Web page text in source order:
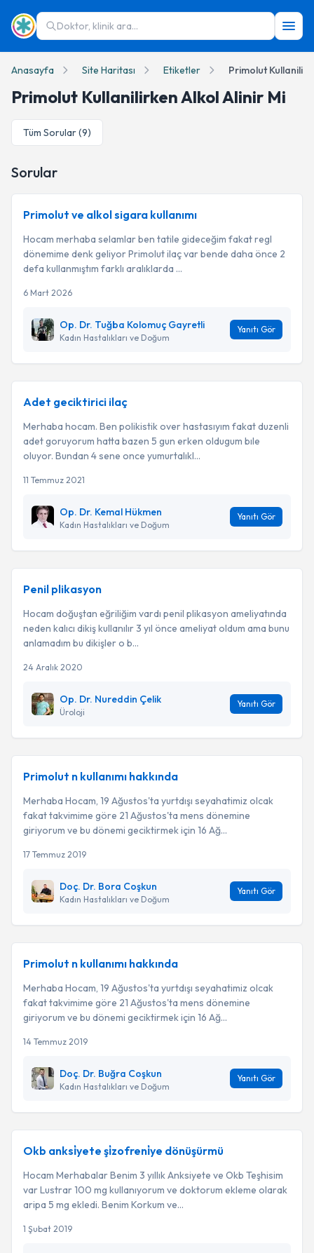
Doktor, klinik ara...
Anasayfa Site Haritası Etiketler Primolut
Primolut Kullanilirken Alkol Alinir Mi
Tüm Sorular (9)
Sorular
Primolut ve alkol sigara kullanımı
Hocam merhaba selamlar ben tatile gideceğim fakat regl
dönemime denk geliyor Primolut ilaç var bende daha önce 2
defa kullanmıştım farklı aralıklarda ...
6 Mart 2026
Op. Dr. Tuğba Kolomuç Gayretli
Kadın Hastalıkları ve Doğum
Yanıtı Gör
Adet geciktirici ilaç
Merhaba hocam. Ben polikistik over hastasıyım fakat duzenli
adet goruyorum hatta bazen 5 gun erken oldugum bıle
oluyor. Bundan 4 sene once yumurtalıkl...
11 Temmuz 2021
Op. Dr. Kemal Hükmen
Kadın Hastalıkları ve Doğum
Yanıtı Gör
Penil plikasyon
Hocam doğuştan eğriliğim vardı penil plikasyon ameliyatında
neden kalıcı dikiş kullanılır 3 yıl önce ameliyat oldum ama bunu
anlamadım bu dikişler o b...
24 Aralık 2020
Op. Dr. Nureddin Çelik
Üroloji
Yanıtı Gör
Primolut n kullanımı hakkında
Merhaba Hocam, 19 Ağustos'ta yurtdışı seyahatimiz olcak
fakat takvimime göre 21 Ağustos'ta mens dönemine
giriyorum ve bu dönemi geciktirmek için 16 Ağ...
17 Temmuz 2019
Doç. Dr. Bora Coşkun
Kadın Hastalıkları ve Doğum
Yanıtı Gör
Primolut n kullanımı hakkında
Merhaba Hocam, 19 Ağustos'ta yurtdışı seyahatimiz olcak
fakat takvimime göre 21 Ağustos'ta mens dönemine
giriyorum ve bu dönemi geciktirmek için 16 Ağ...
14 Temmuz 2019
Doç. Dr. Buğra Coşkun
Kadın Hastalıkları ve Doğum
Yanıtı Gör
Okb anksi̇yete şi̇zofreni̇ye dönüşürmü
Hocam Merhabalar Benim 3 yıllık Anksiyete ve Okb Teşhisim
var Lustrar 100 mg kullanıyorum ve doktorum ekleme olarak
aripa 5 mg ekledi. Benim Korkum ve...
1 Şubat 2019